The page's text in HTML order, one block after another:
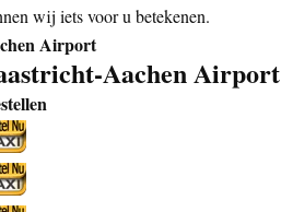
wij iets voor u betekenen.
Airport
Aachen Airport